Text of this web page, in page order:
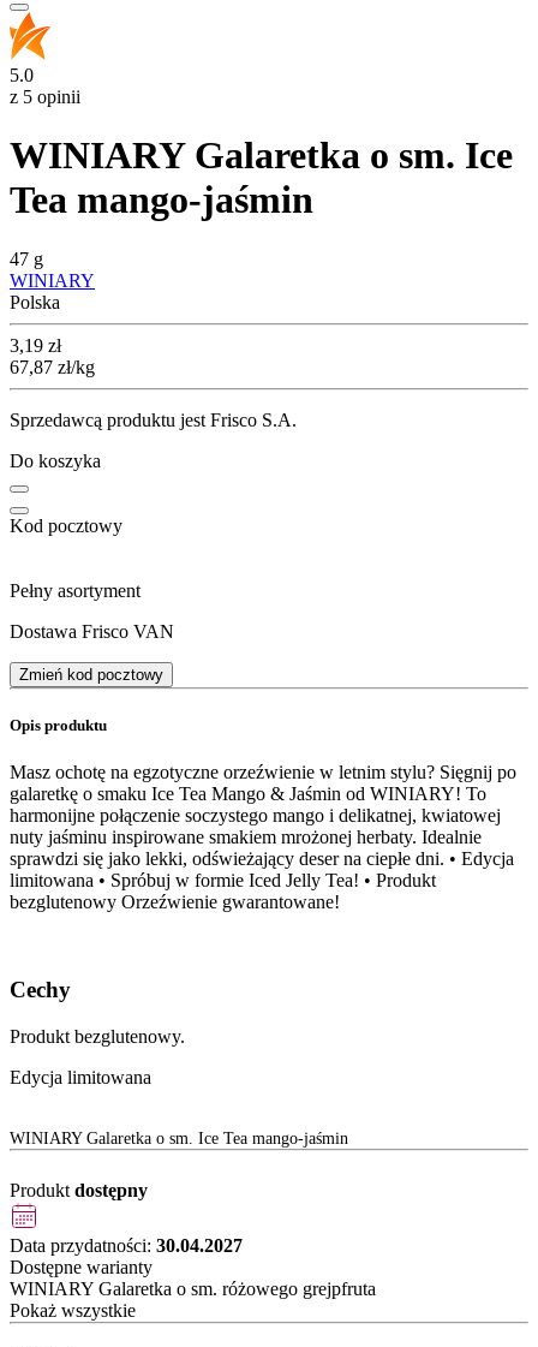
5.0
z 5 opinii
WINIARY Galaretka o sm. Ice
Tea mango-jaśmin
47 g
WINIARY
Polska
Cena
3,19 zł
67,87 zł/kg
Sprzedawcą produktu jest Frisco S.A.
Do koszyka
Kod pocztowy
Pełny asortyment
Dostawa Frisco VAN
Zmień kod pocztowy
Opis produktu
Masz ochotę na egzotyczne orzeźwienie w letnim stylu? Sięgnij po
galaretkę o smaku Ice Tea Mango & Jaśmin od WINIARY! To
harmonijne połączenie soczystego mango i delikatnej, kwiatowej
nuty jaśminu inspirowane smakiem mrożonej herbaty. Idealnie
sprawdzi się jako lekki, odświeżający deser na ciepłe dni. • Edycja
limitowana • Spróbuj w formie Iced Jelly Tea! • Produkt
bezglutenowy Orzeźwienie gwarantowane!
Cechy
Produkt bezglutenowy.
Edycja limitowana
WINIARY Galaretka o sm. Ice Tea mango-jaśmin
Produkt dostępny
Data przydatności: 30.04.2027
Dostępne warianty
WINIARY Galaretka o sm. różowego grejpfruta
Pokaż wszystkie